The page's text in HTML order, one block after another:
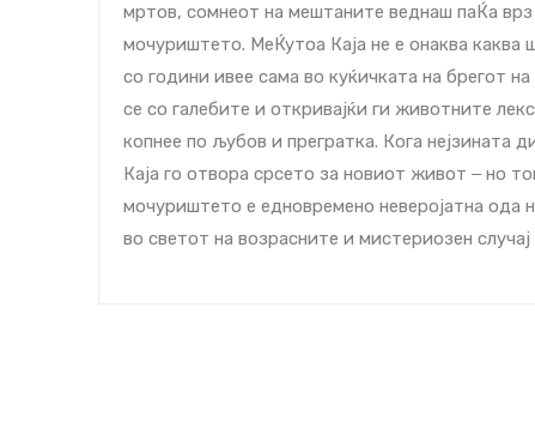
мртов, сомнеот на мештаните веднаш паЌа
мочуриштето. МеЌутоа Каја не е онаква каква
со години ивее сама во куќичката на брегот
се со галебите и откривајќи ги животните
копнее по љубов и прегратка. Кога нејзината
Каја го отвора срcето за новиот живот ‒ но
мочуриштето е едновремено неверојатна ода
во светот на возрасните и мистериозен